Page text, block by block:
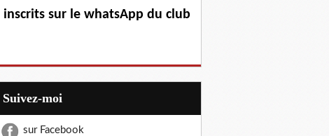
inscrits sur le whatsApp du club
Suivez-moi
sur Facebook